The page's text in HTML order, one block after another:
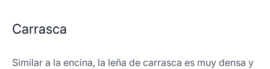
Carrasca
Similar a la encina, la leña de carrasca es muy densa y